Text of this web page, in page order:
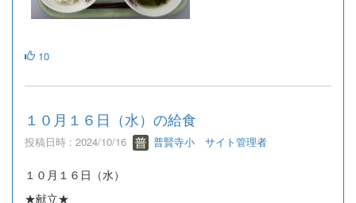
10
１０月１６日（水）の給食
投稿日時 : 2024/10/16 普賢寺小 サイト管理者
１０月１６日（水）
★献立★